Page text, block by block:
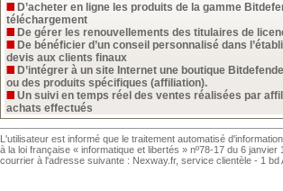
D’acheter en ligne les produits de la gamme
téléchargement
De gérer les renouvellements des titulaires de
De bénéficier d’un conseil personnalisé dans
devis aux clients finaux
D’intégrer à un site Internet une boutique
ou des produits spécifiques (affiliation).
Un suivi en temps réel des ventes réalisées par
achats effectués
L'utilisateur est informé que le traitement automatisé
à la loi française « informatique et libertés » nº78-17 du 6
courrier à l'adresse suivante : Nexway.fr, service clientèle - 1